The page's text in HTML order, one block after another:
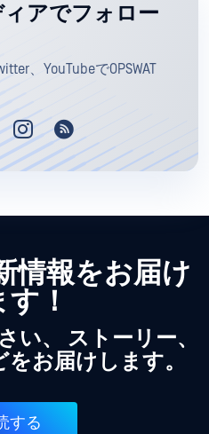
アでフォロー
、YouTubeでOPSWAT
情報をお届け
す！
い、 ストーリー、
お届けします。
する